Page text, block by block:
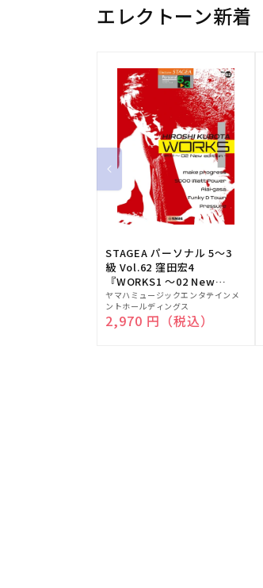
エレクトーン新着
STAGEA パーソナル 5～3
級 Vol.62 窪田宏4
『WORKS1 ～02 New
edition～』
販
売
元:
ヤマハミュージックエンタテインメ
ントホールディングス
通常価格
2,970 円（税込）